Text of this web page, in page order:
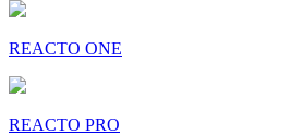
REACTO ONE
REACTO PRO